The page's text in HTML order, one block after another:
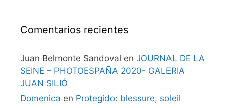
Comentarios recientes
Juan Belmonte Sandoval en JOURNAL DE LA
SEINE – PHOTOESPAÑA 2020- GALERIA
JUAN SILIÓ
Domenica en Protegido: blessure, soleil